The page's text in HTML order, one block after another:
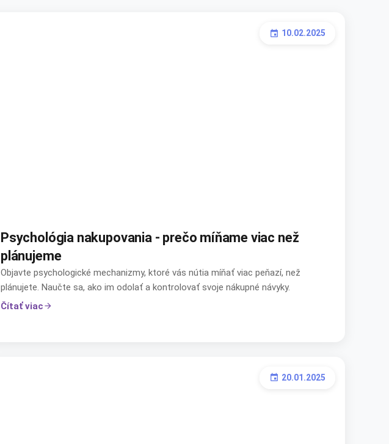
event 10.02.2025
Psychológia nakupovania - prečo míňame viac než
plánujeme
Objavte psychologické mechanizmy, ktoré vás nútia míňať viac peňazí, než
plánujete. Naučte sa, ako im odolať a kontrolovať svoje nákupné návyky.
Čítať viac arrow_forward
event 20.01.2025